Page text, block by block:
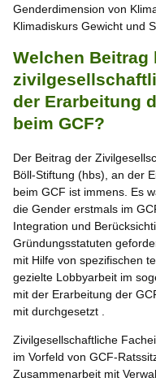
Genderdimension von
Klimadiskurs Gewicht und
Welchen Beitrag
der Erarbeitung
beim GCF?
Der Beitrag der
Böll-Stiftung (hbs), an der
beim GCF ist immens. Es
die Gender erstmals im
Integration und
Gründungsstatuten
mit Hilfe von spezifischen
gezielte Lobbyarbeit im
mit der Erarbeitung der
mit durchgesetzt .
Zivilgesellschaftliche
im Vorfeld von GCF-
Zusammenarbeit mit